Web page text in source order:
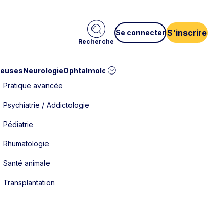
Recherche
Se connecter S'inscrire
NeurologieOphtalmologie
Pratique avancée
Psychiatrie / Addictologie
Pédiatrie
Rhumatologie
Santé animale
Transplantation